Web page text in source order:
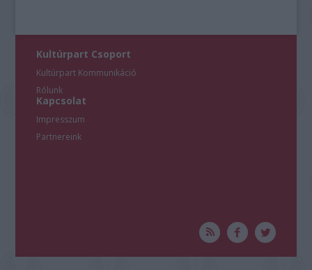
Kultúrpart Csoport
Kultúrpart Kommunikáció
Rólunk
Kapcsolat
Impresszum
Partnereink